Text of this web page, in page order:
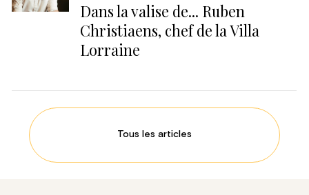
Dans la valise de... Ruben
Christiaens, chef de la Villa
Lorraine
Tous les articles